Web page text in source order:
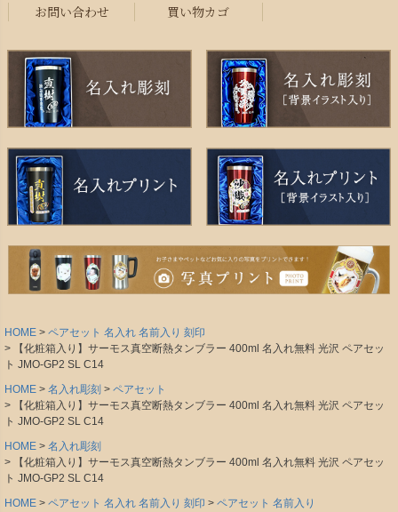
お問い合わせ
買い物カゴ
HOME
ペアセット 名入れ 名前入り 刻印
【化粧箱入り】サーモス真空断熱タンブラー 400ml 名入れ無料 光沢 ペアセッ
ト JMO-GP2 SL C14
HOME
名入れ彫刻
ペアセット
【化粧箱入り】サーモス真空断熱タンブラー 400ml 名入れ無料 光沢 ペアセッ
ト JMO-GP2 SL C14
HOME
名入れ彫刻
【化粧箱入り】サーモス真空断熱タンブラー 400ml 名入れ無料 光沢 ペアセッ
ト JMO-GP2 SL C14
HOME
ペアセット 名入れ 名前入り 刻印
ペアセット 名前入り